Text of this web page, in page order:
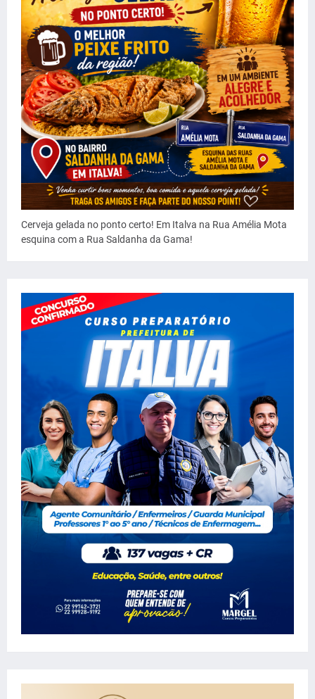
Cerveja gelada no ponto certo! Em Italva na Rua Amélia Mota
esquina com a Rua Saldanha da Gama!